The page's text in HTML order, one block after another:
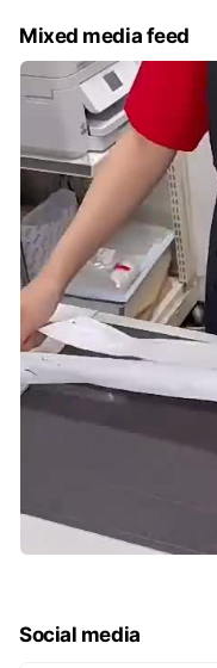
Mixed media feed
Social media